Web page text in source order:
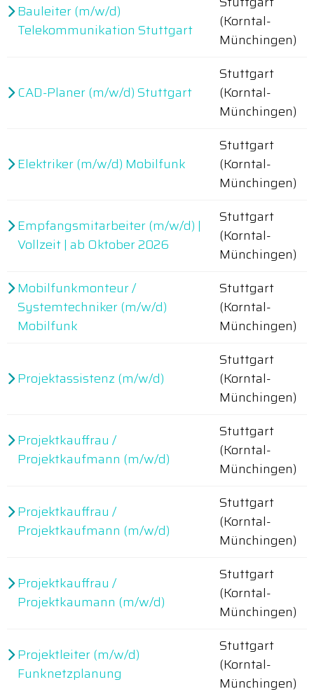
Bauleiter (m/w/d)
Telekommunikation Stuttgart
(Korntal-
Münchingen)
CAD-Planer (m/w/d) Stuttgart
Stuttgart
(Korntal-
Münchingen)
Elektriker (m/w/d) Mobilfunk
Stuttgart
(Korntal-
Münchingen)
Empfangsmitarbeiter (m/w/d) |
Vollzeit | ab Oktober 2026
Stuttgart
(Korntal-
Münchingen)
Mobilfunkmonteur /
Systemtechniker (m/w/d)
Mobilfunk
Stuttgart
(Korntal-
Münchingen)
Projektassistenz (m/w/d)
Stuttgart
(Korntal-
Münchingen)
Projektkauffrau /
Projektkaufmann (m/w/d)
Stuttgart
(Korntal-
Münchingen)
Projektkauffrau /
Projektkaufmann (m/w/d)
Stuttgart
(Korntal-
Münchingen)
Projektkauffrau /
Projektkaumann (m/w/d)
Stuttgart
(Korntal-
Münchingen)
Projektleiter (m/w/d)
Funknetzplanung
Stuttgart
(Korntal-
Münchingen)